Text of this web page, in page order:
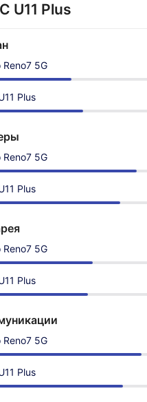
U11 Plus
5G
Plus
5G
Plus
5G
Plus
5G
Plus